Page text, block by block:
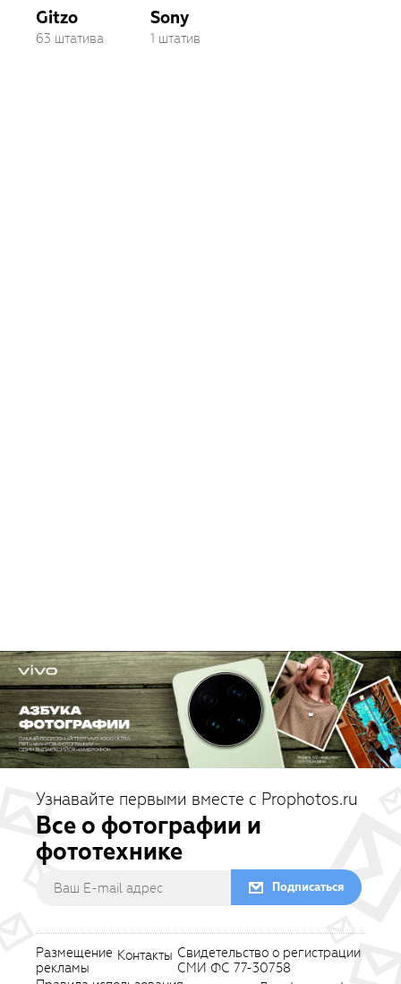
Gitzo
63 штатива
Sony
1 штатив
Узнавайте первыми вместе с Prophotos.ru
Все о фотографии и
фототехнике
Подписаться
Размещение
рекламы
Контакты Свидетельство о регистрации
СМИ ФС 77-30758